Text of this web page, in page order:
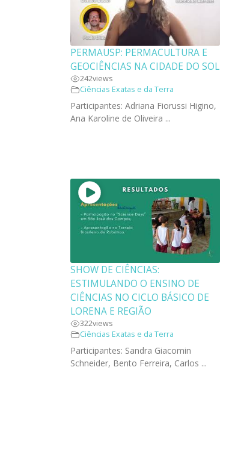
PERMAUSP: PERMACULTURA E
GEOCIÊNCIAS NA CIDADE DO SOL
242views
Ciências Exatas e da Terra
Participantes: Adriana Fiorussi Higino,
Ana Karoline de Oliveira ...
SHOW DE CIÊNCIAS:
ESTIMULANDO O ENSINO DE
CIÊNCIAS NO CICLO BÁSICO DE
LORENA E REGIÃO
322views
Ciências Exatas e da Terra
Participantes: Sandra Giacomin
Schneider, Bento Ferreira, Carlos ...